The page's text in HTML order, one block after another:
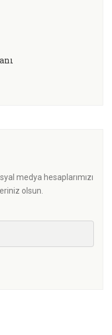
medya hesaplarımızı
olsun.